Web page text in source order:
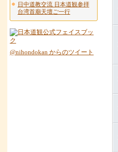
日中道教交流 日本道観参拝
台湾首廟天壇ご一行
@nihondokan からのツイート